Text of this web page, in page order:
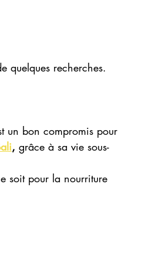
quelques recherches.
un bon compromis pour
, grâce à sa vie sous-
soit pour la nourriture